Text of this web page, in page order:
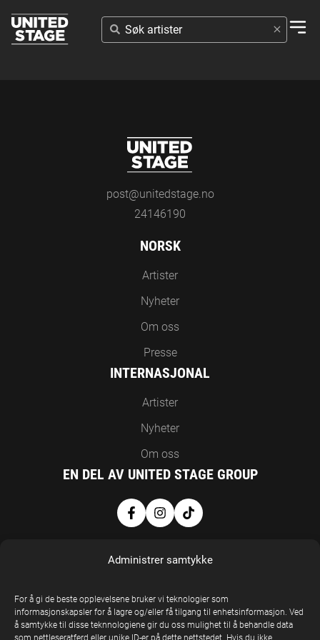
Administrer samtykke
For å gi de beste opplevelsene bruker vi teknologier som
informasjonskapsler for å lagre og/eller få tilgang til enhetsinformasjon. Ved
å samtykke til disse teknnologiene gir du oss mulighet til å behandle data
som nettleseratferd eller unike ID-er på dette nettstedet. Hvis du ikke
SØK
ARTISTER
post@unitedstage.no
24146190
NORSK
Artister
Nyheter
Om oss
Presse
INTERNASJONAL
Artister
Nyheter
Om oss
EN DEL AV UNITED STAGE GROUP
United Stage